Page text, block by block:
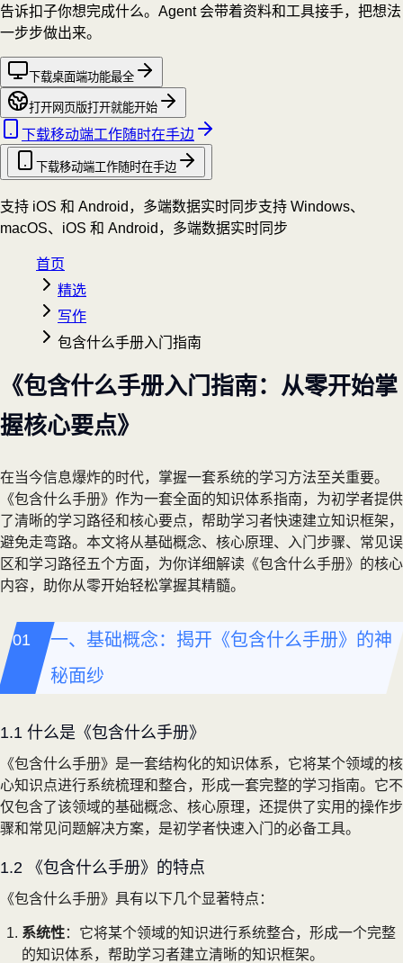
告诉扣子你想完成什么。Agent 会带着资料和工具接手，把想法
一步步做出来。
下载桌面端功能最全
打开网页版打开就能开始
下载移动端工作随时在手边
下载移动端工作随时在手边
支持 iOS 和 Android，多端数据实时同步支持 Windows、
macOS、iOS 和 Android，多端数据实时同步
首页
精选
写作
包含什么手册入门指南
《包含什么手册入门指南：从零开始掌
握核心要点》
在当今信息爆炸的时代，掌握一套系统的学习方法至关重要。
《包含什么手册》作为一套全面的知识体系指南，为初学者提供
了清晰的学习路径和核心要点，帮助学习者快速建立知识框架，
避免走弯路。本文将从基础概念、核心原理、入门步骤、常见误
区和学习路径五个方面，为你详细解读《包含什么手册》的核心
内容，助你从零开始轻松掌握其精髓。
一、基础概念：揭开《包含什么手册》的神
秘面纱
1.1 什么是《包含什么手册》
《包含什么手册》是一套结构化的知识体系，它将某个领域的核
心知识点进行系统梳理和整合，形成一套完整的学习指南。它不
仅包含了该领域的基础概念、核心原理，还提供了实用的操作步
骤和常见问题解决方案，是初学者快速入门的必备工具。
1.2 《包含什么手册》的特点
《包含什么手册》具有以下几个显著特点：
系统性：它将某个领域的知识进行系统整合，形成一个完整
的知识体系，帮助学习者建立清晰的知识框架。